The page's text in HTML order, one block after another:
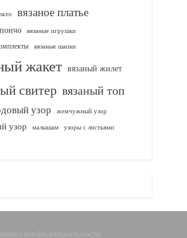
вязаное платье
вязаные игрушки
вязаные шапки
жакет вязаный жилет
свитер вязаный топ
узор жемчужный узор
узор малышам узоры с листьями
конфиденциальности